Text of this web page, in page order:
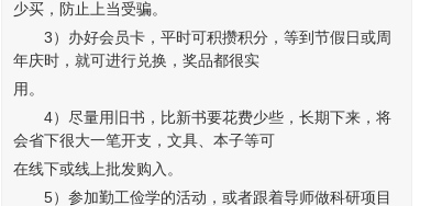
少买，防止上当受骗。
3）办好会员卡，平时可积攒积分，等到节假日或周
年庆时，就可进行兑换，奖品都很实
用。
4）尽量用旧书，比新书要花费少些，长期下来，将
会省下很大一笔开支，文具、本子等可
在线下或线上批发购入。
5）参加勤工俭学的活动，或者跟着导师做科研项目